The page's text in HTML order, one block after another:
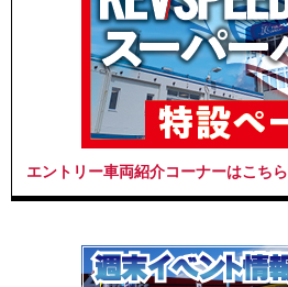
エントリー車両紹介コーナーはこちら